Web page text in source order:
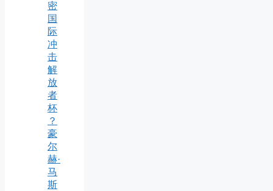
密
国
际
冲
击
解
放
者
杯
？
豪
尔
赫·
马
斯